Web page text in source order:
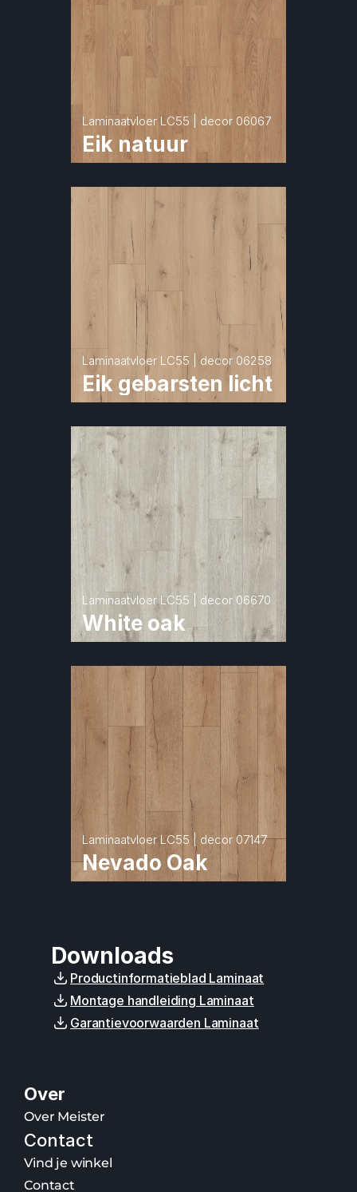
Laminaatvloer LC55 | decor 06067
Eik natuur
Laminaatvloer LC55 | decor 06258
Eik gebarsten licht
Laminaatvloer LC55 | decor 06670
White oak
Laminaatvloer LC55 | decor 07147
Nevado Oak
Downloads
Productinformatieblad Laminaat
Montage handleiding Laminaat
Garantievoorwaarden Laminaat
Over
Over Meister
Contact
Vind je winkel
Contact